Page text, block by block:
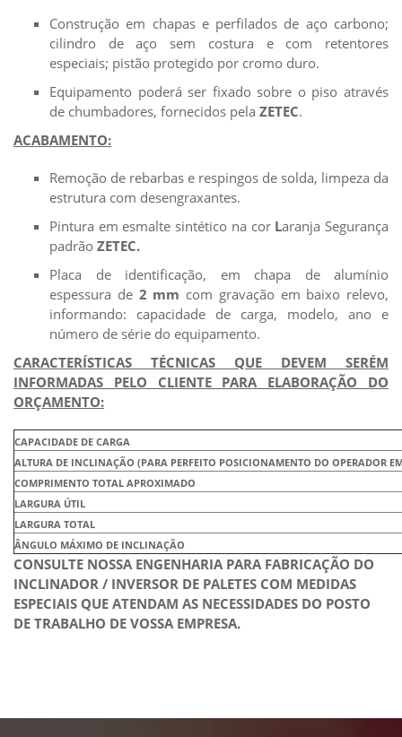
Construção em chapas e perfilados de aço carbono;
cilindro de aço sem costura e com retentores
especiais; pistão protegido por cromo duro.
Equipamento poderá ser fixado sobre o piso através
de chumbadores, fornecidos pela ZETEC.
ACABAMENTO:
Remoção de rebarbas e respingos de solda, limpeza da
estrutura com desengraxantes.
Pintura em esmalte sintético na cor Laranja Segurança
padrão ZETEC.
Placa de identificação, em chapa de alumínio
espessura de 2 mm com gravação em baixo relevo,
informando: capacidade de carga, modelo, ano e
número de série do equipamento.
CARACTERÍSTICAS TÉCNICAS QUE DEVEM SERÉM
INFORMADAS PELO CLIENTE PARA ELABORAÇÃO DO
ORÇAMENTO:
CAPACIDADE DE CARGA
ALTURA DE INCLINAÇÃO (PARA PERFEITO POSICIONAMENTO DO
COMPRIMENTO TOTAL APROXIMADO
LARGURA ÚTIL
LARGURA TOTAL
ÂNGULO MÁXIMO DE INCLINAÇÃO
CONSULTE NOSSA ENGENHARIA PARA FABRICAÇÃO DO
INCLINADOR / INVERSOR DE PALETES COM MEDIDAS
ESPECIAIS QUE ATENDAM AS NECESSIDADES DO POSTO
DE TRABALHO DE VOSSA EMPRESA.